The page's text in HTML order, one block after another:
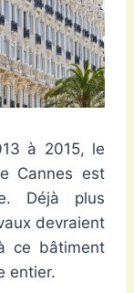
à 2015, le
Cannes est
Déjà plus
devraient
ce bâtiment
entier.